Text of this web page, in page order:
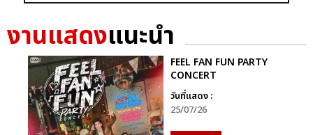
งานแสดงแนะนำ
FEEL FAN FUN PARTY
CONCERT
วันที่แสดง :
25/07/26